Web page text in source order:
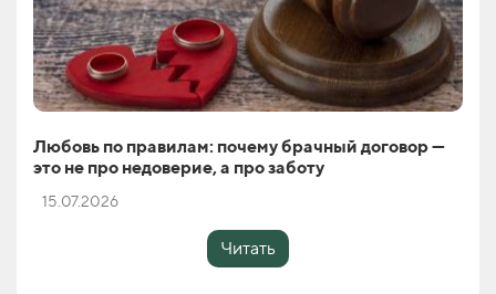
Любовь по правилам: почему брачный договор —
это не про недоверие, а про заботу
15.07.2026
Читать